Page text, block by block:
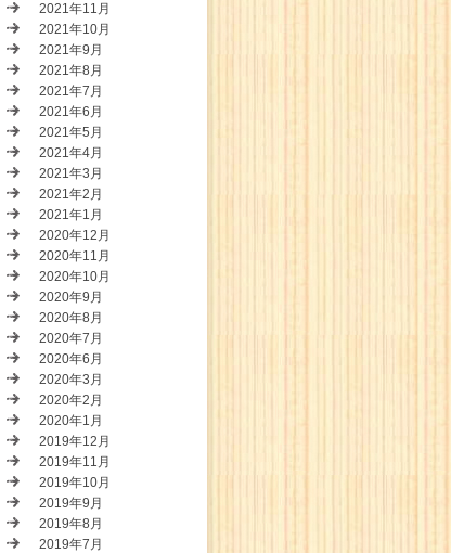
2021年11月
2021年10月
2021年9月
2021年8月
2021年7月
2021年6月
2021年5月
2021年4月
2021年3月
2021年2月
2021年1月
2020年12月
2020年11月
2020年10月
2020年9月
2020年8月
2020年7月
2020年6月
2020年3月
2020年2月
2020年1月
2019年12月
2019年11月
2019年10月
2019年9月
2019年8月
2019年7月